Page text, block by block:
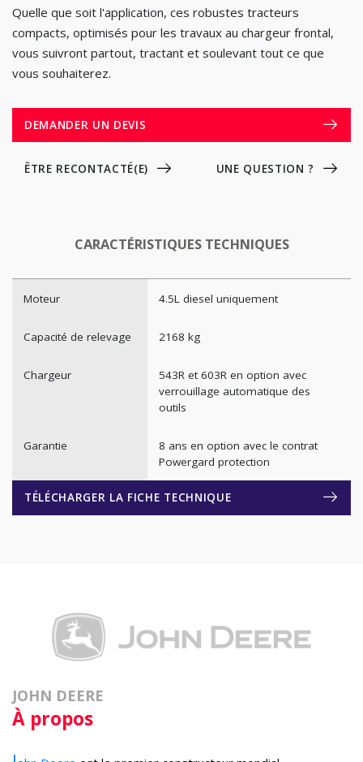
Quelle que soit l'application, ces robustes tracteurs
compacts, optimisés pour les travaux au chargeur frontal,
vous suivront partout, tractant et soulevant tout ce que
vous souhaiterez.
DEMANDER UN DEVIS
ÊTRE RECONTACTÉ(E) UNE QUESTION ?
CARACTÉRISTIQUES TECHNIQUES
Moteur 4.5L diesel uniquement
Capacité de relevage 2168 kg
Chargeur
543R et 603R en option avec
verrouillage automatique des
outils
Garantie
8 ans en option avec le contrat
Powergard protection
TÉLÉCHARGER LA FICHE TECHNIQUE
JOHN DEERE
À propos